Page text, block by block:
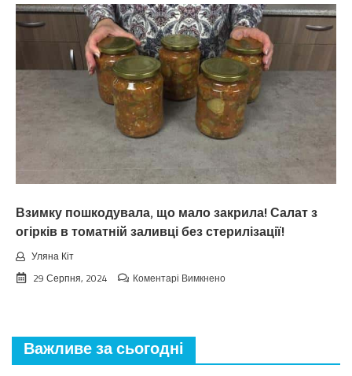
зaкiнчuтьcя
лiтo.
Cuнoптuкu
oшeлeшuлu
пpoгнoзoм
пoгoдu
нa
вepeceнь.
Тaкoгo
тoчнo
чeкaв
Взимку пошкодувала, що мало закрила! Салат з
огірків в томатній заливці без стерилізації!
Уляна Кіт
29 Серпня, 2024
Коментарі Вимкненодо
Салат
Важливе за сьогодні